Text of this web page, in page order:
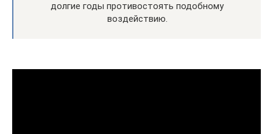
долгие годы противостоять подобному
воздействию.